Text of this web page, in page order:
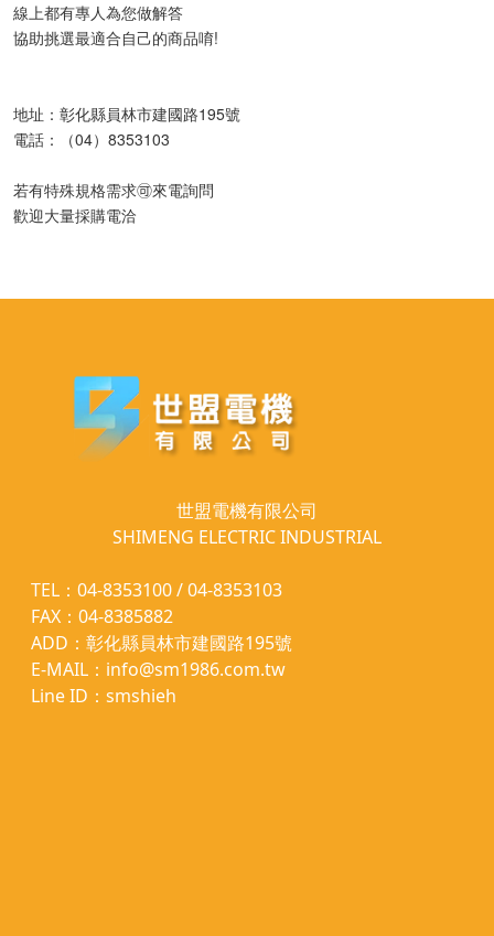
線上都有專人為您做解答
協助挑選最適合自己的商品唷!
地址：彰化縣員林市建國路195號
電話：（04）8353103
若有特殊規格需求🉑️來電詢問
歡迎大量採購電洽
世盟電機有限公司
SHIMENG ELECTRIC INDUSTRIAL
TEL：04-8353100 / 04-8353103
FAX：04-8385882
ADD：彰化縣員林市建國路195號
E-MAIL：info@sm1986.com.tw
Line ID：smshieh